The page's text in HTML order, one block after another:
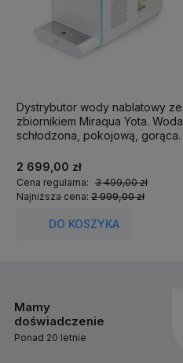
Dystrybutor wody nablatowy ze
zbiornikiem Miraqua Yota. Woda
schłodzona, pokojową, gorąca.
2 699,00 zł
Cena regularna: 3 499,00 zł
Najniższa cena:2 999,00 zł
DO KOSZYKA
Mamy
doświadczenie
Ponad 20 letnie